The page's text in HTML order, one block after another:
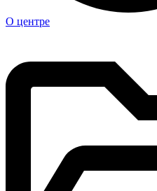
О центре